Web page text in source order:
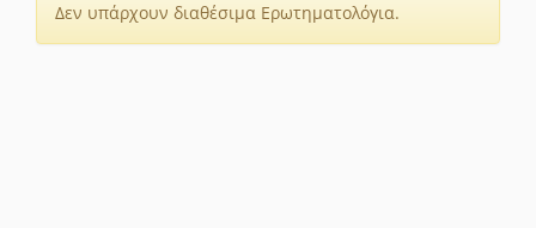
Δεν υπάρχουν διαθέσιμα Ερωτηματολόγια.